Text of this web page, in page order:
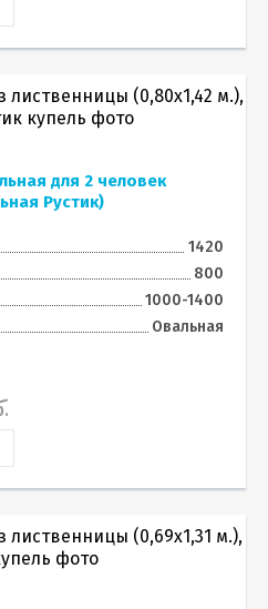
для 2 человек
Рустик)
1420
800
1000-1400
Овальная